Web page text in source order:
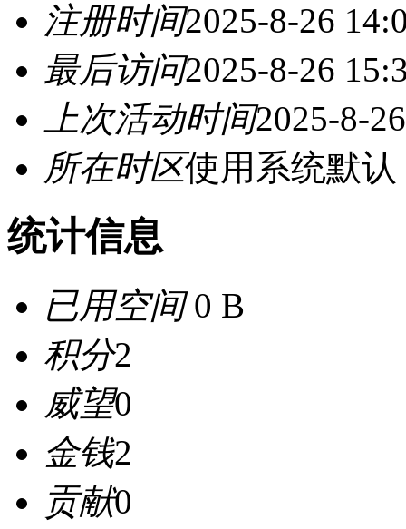
注册时间2025-8-26
最后访问2025-8-26
上次活动时间2025-8-
所在时区使用系统默认
统计信息
已用空间0 B
积分2
威望0
金钱2
贡献0